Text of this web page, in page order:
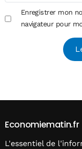
Enregistrer mon
navigateur pour
Economiematin.fr
L'essentiel de